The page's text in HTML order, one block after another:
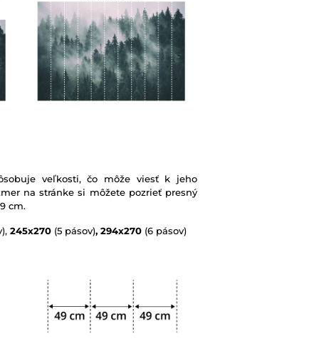
veľkosti, čo môže viesť k jeho
na stránke si môžete pozrieť presný
cm.
245x270 (5 pásov), 294x270 (6 pásov)